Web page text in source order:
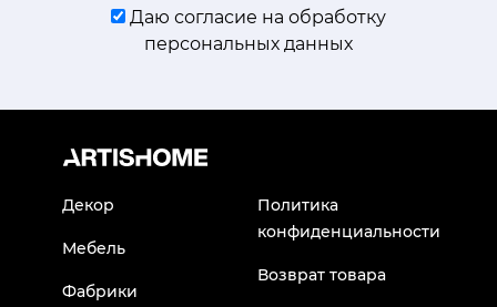
Даю согласие на обработку
персональных данных
Декор
Мебель
Фабрики
Политика
конфиденциальности
Возврат товара